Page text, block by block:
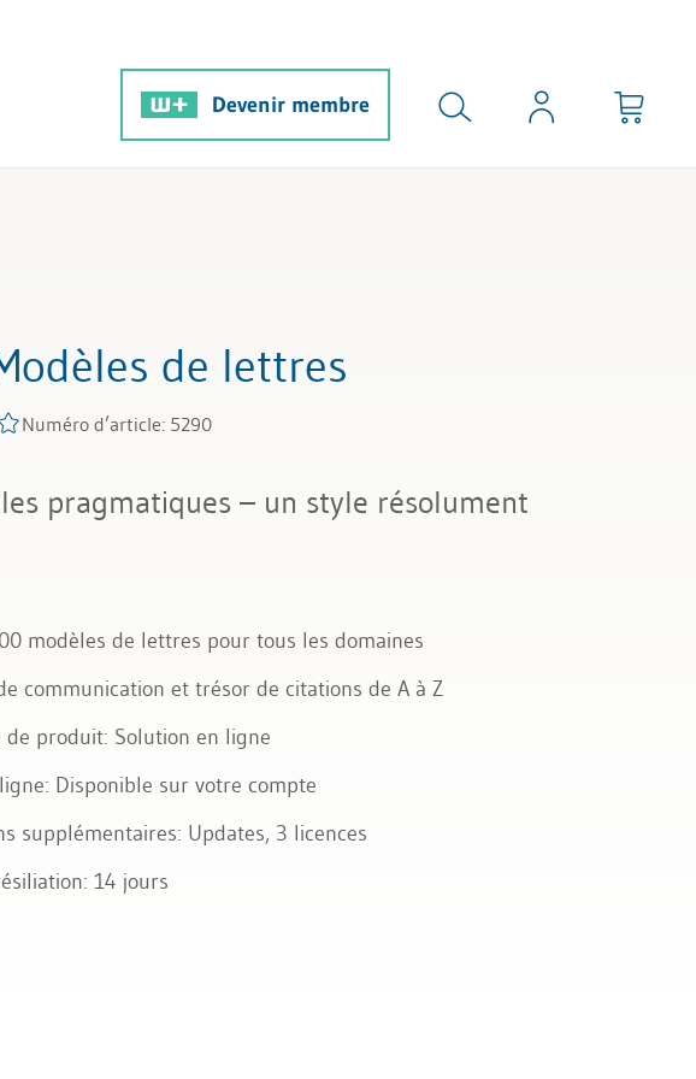
Devenir membre
de lettres
Numéro d’article: 5290
pragmatiques – un style résolument
modèles de lettres pour tous les domaines
communication et trésor de citations de A à Z
de produit: Solution en ligne
Disponible sur votre compte
supplémentaires: Updates, 3 licences
14 jours